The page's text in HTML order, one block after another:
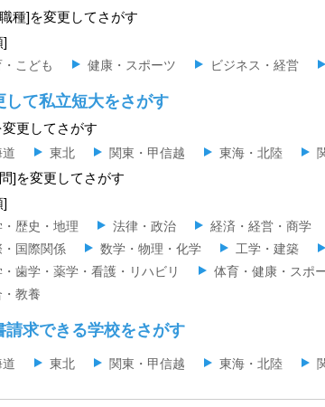
種]を変更してさがす
]
こども 健康・スポーツ ビジネス・経営
して私立短大をさがす
更してさがす
東北 関東・甲信越 東海・北陸
]を変更してさがす
]
歴史・地理 法律・政治 経済・経営・商学
・国際関係
数学・物理・化学 工学・建築
・歯学・薬学・看護・リハビリ
体育・健康・スポ
教養
請求できる学校をさがす
東北 関東・甲信越 東海・北陸